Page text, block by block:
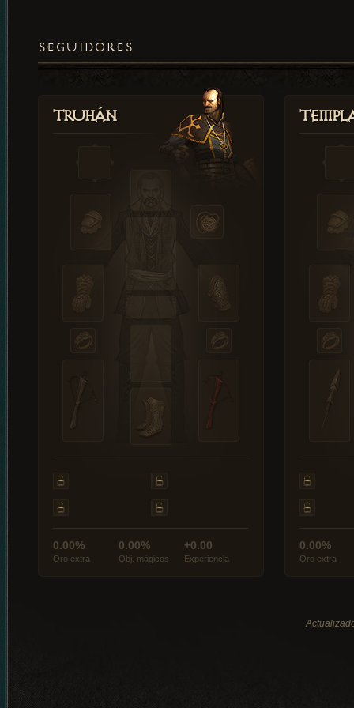
SEGUIDORES
Truhán
0.00%
Oro extra
0.00%
Obj. mágicos
+0.00
Experiencia
0.00%
Oro extra